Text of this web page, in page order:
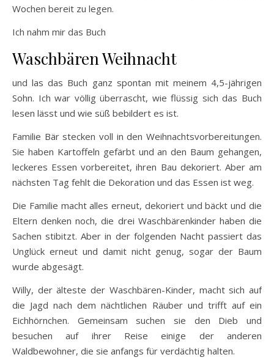
Wochen bereit zu legen.
Ich nahm mir das Buch
Waschbären Weihnacht
und las das Buch ganz spontan mit meinem 4,5-jährigen
Sohn. Ich war völlig überrascht, wie flüssig sich das Buch
lesen lässt und wie süß bebildert es ist.
Familie Bär stecken voll in den Weihnachtsvorbereitungen.
Sie haben Kartoffeln gefärbt und an den Baum gehangen,
leckeres Essen vorbereitet, ihren Bau dekoriert. Aber am
nächsten Tag fehlt die Dekoration und das Essen ist weg.
Die Familie macht alles erneut, dekoriert und bäckt und die
Eltern denken noch, die drei Waschbärenkinder haben die
Sachen stibitzt. Aber in der folgenden Nacht passiert das
Unglück erneut und damit nicht genug, sogar der Baum
wurde abgesägt.
Willy, der älteste der Waschbären-Kinder, macht sich auf
die Jagd nach dem nächtlichen Räuber und trifft auf ein
Eichhörnchen. Gemeinsam suchen sie den Dieb und
besuchen auf ihrer Reise einige der anderen
Waldbewohner, die sie anfangs für verdächtig halten.